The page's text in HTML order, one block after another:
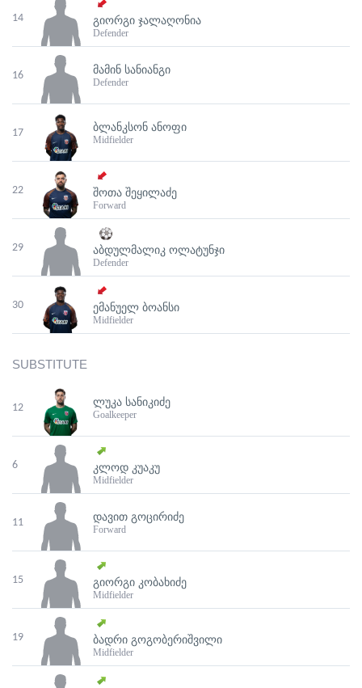
14 ᲒᲘᲝᲠᲒᲘ ᲯᲐᲚᲐᲦᲝᲜᲘᲐ
Defender
16 ᲛᲐᲛᲘᲜ ᲡᲐᲜᲘᲐᲜᲒᲘ
Defender
17 ᲑᲚᲐᲜᲙᲡᲝᲜ ᲐᲜᲝᲤᲘ
Midfielder
22 ᲨᲝᲗᲐ ᲨᲔᲧᲘᲚᲐᲫᲔ
Forward
29 ᲐᲑᲓᲣᲚᲛᲐᲚᲘᲙ ᲝᲚᲐᲢᲣᲜᲯᲘ
Defender
30 ᲔᲛᲐᲜᲣᲔᲚ ᲑᲝᲐᲜᲡᲘ
Midfielder
SUBSTITUTE
12 ᲚᲣᲙᲐ ᲡᲐᲜᲘᲙᲘᲫᲔ
Goalkeeper
6 ᲙᲚᲝᲓ ᲙᲣᲐᲙᲣ
Midfielder
11 ᲓᲐᲕᲘᲗ ᲒᲝᲪᲘᲠᲘᲫᲔ
Forward
15 ᲒᲘᲝᲠᲒᲘ ᲙᲝᲑᲐᲮᲘᲫᲔ
Midfielder
19 ᲑᲐᲓᲠᲘ ᲒᲝᲒᲝᲑᲔᲠᲘᲨᲕᲘᲚᲘ
Midfielder